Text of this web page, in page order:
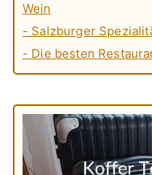
Wein
- Salzburger
- Die besten